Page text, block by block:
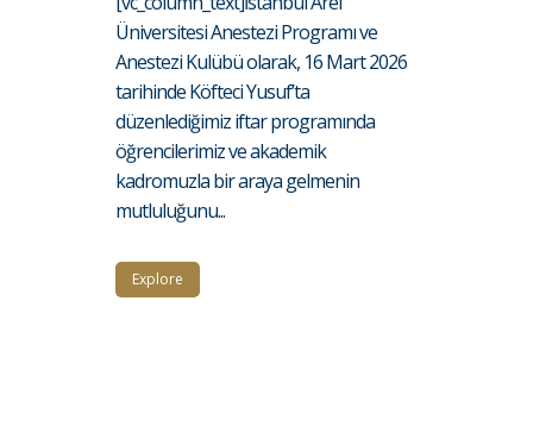
Üniversitesi Anestezi Programı ve
Anestezi Kulübü olarak, 16 Mart 2026
tarihinde Köfteci Yusuf’ta
düzenlediğimiz iftar programında
öğrencilerimiz ve akademik
kadromuzla bir araya gelmenin
mutluluğunu...
Explore